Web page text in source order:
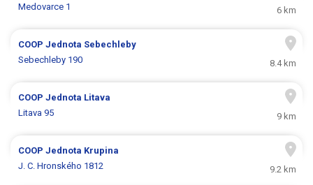
Medovarce 1
6 km
COOP Jednota Sebechleby
Sebechleby 190
8.4 km
COOP Jednota Litava
Litava 95
9 km
COOP Jednota Krupina
J. C. Hronského 1812
9.2 km